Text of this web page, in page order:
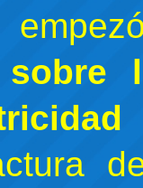
sobre